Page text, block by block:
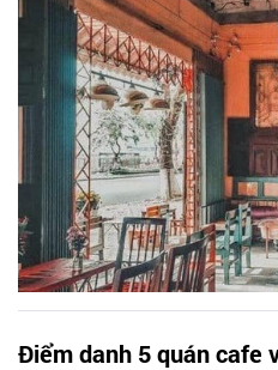
Điểm danh 5 quán cafe